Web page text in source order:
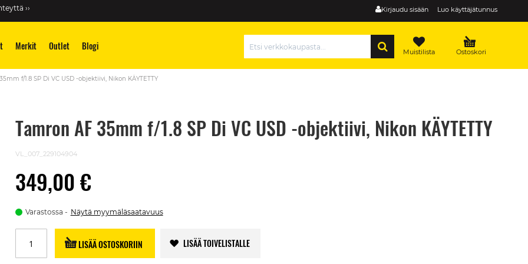
Kirjaudu sisään Luo käyttäjätunnus
››
Merkit Outlet Blogi Ostoskori
Muistilista
f/1.8 SP Di VC USD -objektiivi, Nikon KÄYTETTY
Tamron AF 35mm f/1.8 SP Di VC USD -objektiivi, Nikon KÄYTETTY
VL_007_229104904
349,00 €
Varastossa Näytä myymäläsaatavuus
LISÄÄ OSTOSKORIIN LISÄÄ TOIVELISTALLE